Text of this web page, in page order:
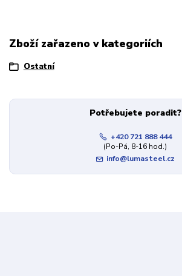
Zboží zařazeno v kategoriích
Ostatní
Potřebujete poradit?
+420 721 888 444
(Po-Pá, 8-16 hod.)
info@lumasteel.cz